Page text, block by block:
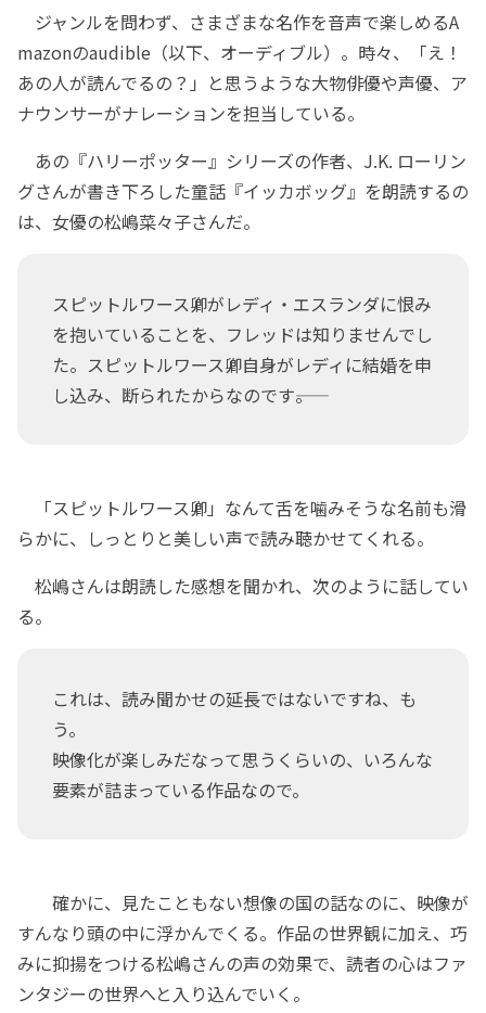
ジャンルを問わず、さまざまな名作を音声で楽しめるA
mazonのaudible（以下、オーディブル）。時々、「え！
あの人が読んでるの？」と思うような大物俳優や声優、ア
ナウンサーがナレーションを担当している。
あの『ハリーポッター』シリーズの作者、J.K. ローリン
グさんが書き下ろした童話『イッカボッグ』を朗読するの
は、女優の松嶋菜々子さんだ。
スピットルワース卿がレディ・エスランダに恨み
を抱いていることを、フレッドは知りませんでし
た。スピットルワース卿自身がレディに結婚を申
し込み、断られたからなのです――。
「スピットルワース卿」なんて舌を噛みそうな名前も滑
らかに、しっとりと美しい声で読み聴かせてくれる。
松嶋さんは朗読した感想を聞かれ、次のように話してい
る。
これは、読み聞かせの延長ではないですね、も
う。
映像化が楽しみだなって思うくらいの、いろんな
要素が詰まっている作品なので。
確かに、見たこともない想像の国の話なのに、映像が
すんなり頭の中に浮かんでくる。作品の世界観に加え、巧
みに抑揚をつける松嶋さんの声の効果で、読者の心はファ
ンタジーの世界へと入り込んでいく。